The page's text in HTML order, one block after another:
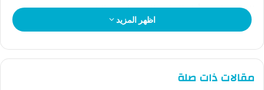
الجنوبية لبحث أطر التعاون المشترك بين البلدين
مؤكداً على عمق وتاريخية العلاقات المصرية – الكورية.
اظهر المزيد
مقالات ذات صلة